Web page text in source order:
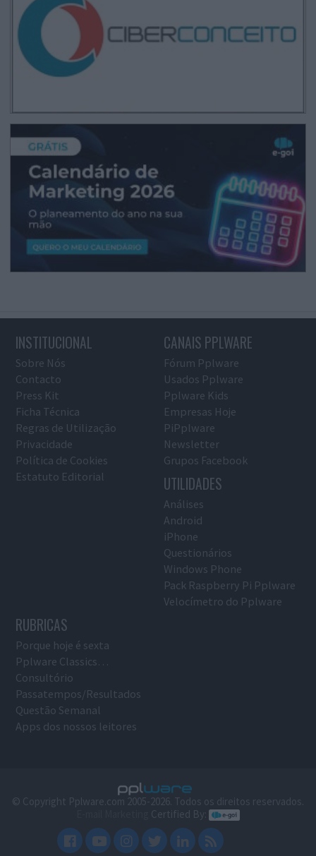
INSTITUCIONAL
Sobre Nós
Contacto
Press Kit
Ficha Técnica
Regras de Utilização
Privacidade
Política de Cookies
Estatuto Editorial
CANAIS PPLWARE
Fórum Pplware
Usados Pplware
Pplware Kids
Empresas Hoje
PiPplware
Newsletter
Grupos Facebook
UTILIDADES
Análises
Android
iPhone
Questionários
Windows Phone
Pack Raspberry Pi Pplware
Velocímetro do Pplware
RUBRICAS
Porque hoje é sexta
Pplware Classics…
Consultório
Passatempos/Resultados
Questão Semanal
Apps dos nossos leitores
© Copyright Pplware.com 2005-2026. Todos os direitos reservados.
Certified By: